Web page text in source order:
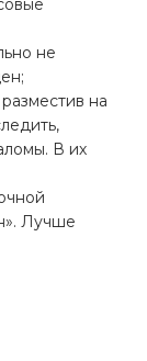
не
на
В их
Лучше